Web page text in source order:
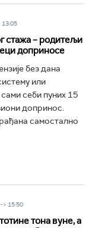
стажа – родитељи
доприносе
без дана
или
себи пуних 15
допринос.
самостално
15:50
тона вуне, а